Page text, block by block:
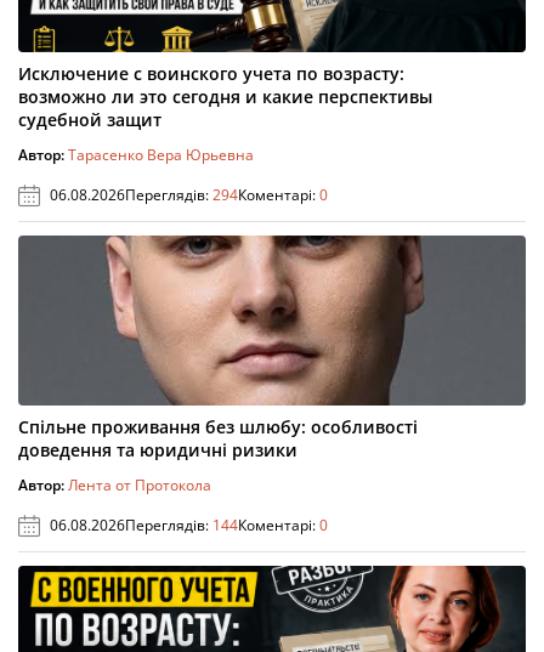
Исключение с воинского учета по возрасту:
возможно ли это сегодня и какие перспективы
судебной защит
Автор:Тарасенко Вера Юрьевна
06.08.2026Переглядів:294Коментарі:0
Спільне проживання без шлюбу: особливості
доведення та юридичні ризики
Автор:Лента от Протокола
06.08.2026Переглядів: 144Коментарі:0